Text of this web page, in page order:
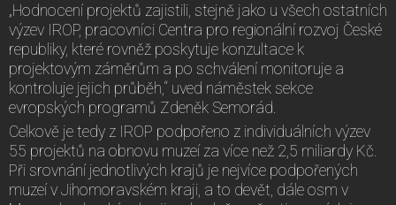
„Hodnocení projektů zajistili, stejně jako u všech ostatních
výzev IROP, pracovníci Centra pro regionální rozvoj České
republiky, které rovněž poskytuje konzultace k
projektovým záměrům a po schválení monitoruje a
kontroluje jejich průběh,“ uved náměstek sekce
evropských programů Zdeněk Semorád.
Celkově je tedy z IROP podpořeno z individuálních výzev
55 projektů na obnovu muzeí za více než 2,5 miliardy Kč.
Při srovnání jednotlivých krajů je nejvíce podpořených
muzeí v Jihomoravském kraji, a to devět, dále osm v